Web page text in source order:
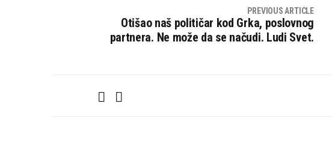
PREVIOUS ARTICLE
Otišao naš političar kod Grka, poslovnog
partnera. Ne može da se načudi. Ludi Svet.
F
T